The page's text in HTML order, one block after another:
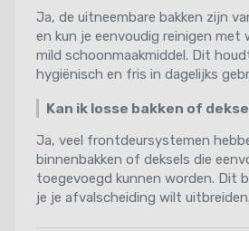
Ja, de uitneembare bakken zijn
en kun je eenvoudig reinigen met
mild schoonmaakmiddel. Dit
hygiënisch en fris in dagelijks
Kan ik losse bakken of
Ja, veel frontdeursystemen
binnenbakken of deksels die
toegevoegd kunnen worden. Dit
je je afvalscheiding wilt uitbreiden.